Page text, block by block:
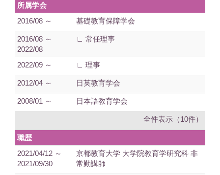
所属学会
2016/08 ～
基礎教育保障学会
2016/08 ～
2022/08
∟ 常任理事
2022/09 ～ ∟ 理事
2012/04 ～ 日英教育学会
2008/01 ～ 日本語教育学会
全件表示（10件）
職歴
2021/04/12 ～
2021/09/30
京都教育大学 大学院教育学研究科 非
常勤講師